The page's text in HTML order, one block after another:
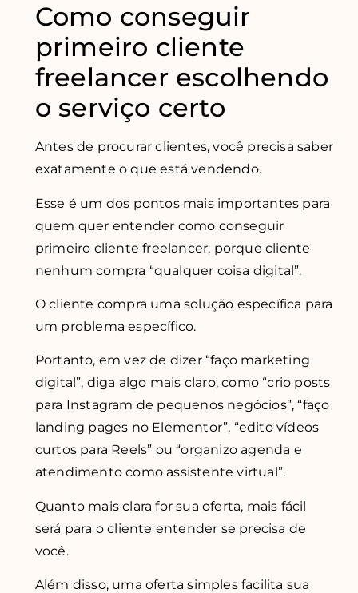
Como conseguir
primeiro cliente
freelancer escolhendo
o serviço certo
Antes de procurar clientes, você precisa saber
exatamente o que está vendendo.
Esse é um dos pontos mais importantes para
quem quer entender como conseguir
primeiro cliente freelancer, porque cliente
nenhum compra “qualquer coisa digital”.
O cliente compra uma solução específica para
um problema específico.
Portanto, em vez de dizer “faço marketing
digital”, diga algo mais claro, como “crio posts
para Instagram de pequenos negócios”, “faço
landing pages no Elementor”, “edito vídeos
curtos para Reels” ou “organizo agenda e
atendimento como assistente virtual”.
Quanto mais clara for sua oferta, mais fácil
será para o cliente entender se precisa de
você.
Além disso, uma oferta simples facilita sua